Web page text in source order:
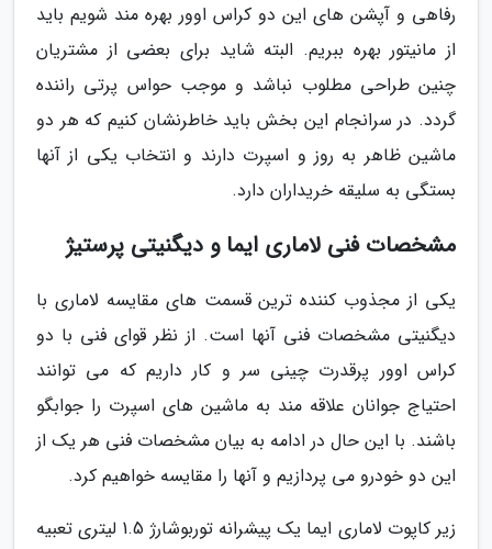
رفاهی و آپشن های این دو کراس اوور بهره مند شویم باید
از مانیتور بهره ببریم. البته شاید برای بعضی از مشتریان
چنین طراحی مطلوب نباشد و موجب حواس پرتی راننده
گردد. در سرانجام این بخش باید خاطرنشان کنیم که هر دو
ماشین ظاهر به روز و اسپرت دارند و انتخاب یکی از آنها
بستگی به سلیقه خریداران دارد.
مشخصات فنی لاماری ایما و دیگنیتی پرستیژ
یکی از مجذوب کننده ترین قسمت های مقایسه لاماری با
دیگنیتی مشخصات فنی آنها است. از نظر قوای فنی با دو
کراس اوور پرقدرت چینی سر و کار داریم که می توانند
احتیاج جوانان علاقه مند به ماشین های اسپرت را جوابگو
باشند. با این حال در ادامه به بیان مشخصات فنی هر یک از
این دو خودرو می پردازیم و آنها را مقایسه خواهیم کرد.
زیر کاپوت لاماری ایما یک پیشرانه توربوشارژ 1.5 لیتری تعبیه